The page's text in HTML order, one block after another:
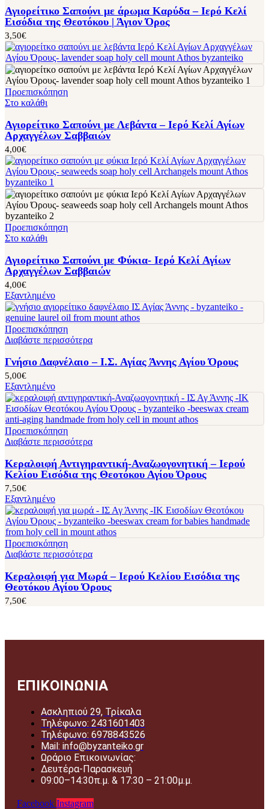
Αγιορείτικο Σαπούνι με άρωμα Καρύδα – Ιερό Κελί
Εισόδια της Θεοτόκου | Άγιον Όρος
3,50€
Προεπισκόπηση
Στο καλάθι
Αγιορείτικο Σαπούνι με Λεβάντα – Ιερό Κελί Αγίων
Αρχαγγέλων Σαββαιών
4,00€
Προεπισκόπηση
Στο καλάθι
Αγιορείτικο Σαπούνι με Φύκια- Ιερό Κελί Αγίων
Αρχαγγέλων Σαββαιών
4,00€
Εξαντλημένο
Προεπισκόπηση
Διαβάστε περισσότερα
Γνήσιο Δαφνέλαιο – Ι.Σ. Αγίας Άννης Αγίου Όρους
5,00€
Εξαντλημένο
Προεπισκόπηση
Διαβάστε περισσότερα
Κεραλοιφή Αντιγηραντική-Αναζωογονητική – Ιερού
Κελίου Εισόδια της Θεοτόκου Αγίου Όρους
7,50€
Εξαντλημένο
Προεπισκόπηση
Διαβάστε περισσότερα
Κεραλοιφή για Μωρά – Ιερού Κελίου Εισόδια της
Θεοτόκου Αγίου Όρους
7,50€
ΕΠΙΚΟΙΝΩΝΙΑ
Ασκληπιού 29, Τρίκαλα
Τηλέφωνο: 2431601403
Τηλέφωνο: 6978843526
Mail: info@byzanteiko.gr
Ωράριο Επικοινωνίας:
Δευτέρα-Παρασκευή
09:00–14:30π.μ. & 17:30 – 21:00μ.μ.
Facebook Instagram